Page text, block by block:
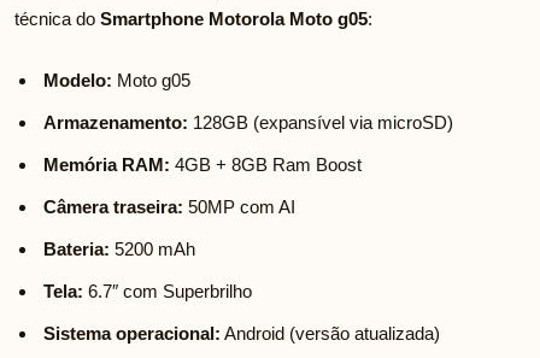
técnica do Smartphone Motorola Moto g05:
Modelo: Moto g05
Armazenamento: 128GB (expansível via microSD)
Memória RAM: 4GB + 8GB Ram Boost
Câmera traseira: 50MP com AI
Bateria: 5200 mAh
Tela: 6.7″ com Superbrilho
Sistema operacional: Android (versão atualizada)